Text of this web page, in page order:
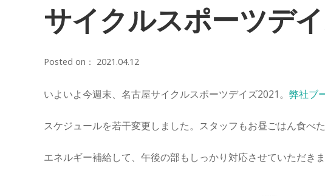
サイクルスポーツデ
Posted on： 2021.04.12
いよいよ今週末、名古屋サイクルスポーツデイズ2021。 弊社ブ
スケジュールを若干変更しました。スタッフもお昼ごはん食べ
エネルギー補給して、午後の部もしっかり対応させていただきま